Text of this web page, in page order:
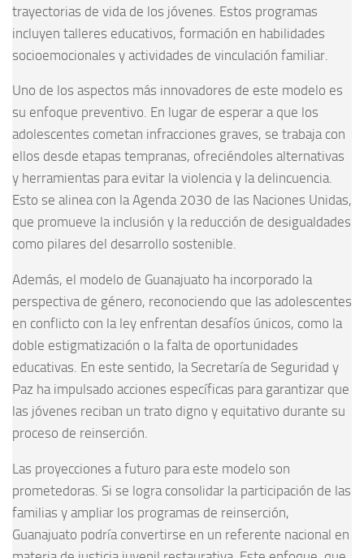
trayectorias de vida de los jóvenes. Estos programas
incluyen talleres educativos, formación en habilidades
socioemocionales y actividades de vinculación familiar.
Uno de los aspectos más innovadores de este modelo es
su enfoque preventivo. En lugar de esperar a que los
adolescentes cometan infracciones graves, se trabaja con
ellos desde etapas tempranas, ofreciéndoles alternativas
y herramientas para evitar la violencia y la delincuencia.
Esto se alinea con la Agenda 2030 de las Naciones Unidas,
que promueve la inclusión y la reducción de desigualdades
como pilares del desarrollo sostenible.
Además, el modelo de Guanajuato ha incorporado la
perspectiva de género, reconociendo que las adolescentes
en conflicto con la ley enfrentan desafíos únicos, como la
doble estigmatización o la falta de oportunidades
educativas. En este sentido, la Secretaría de Seguridad y
Paz ha impulsado acciones específicas para garantizar que
las jóvenes reciban un trato digno y equitativo durante su
proceso de reinserción.
Las proyecciones a futuro para este modelo son
prometedoras. Si se logra consolidar la participación de las
familias y ampliar los programas de reinserción,
Guanajuato podría convertirse en un referente nacional en